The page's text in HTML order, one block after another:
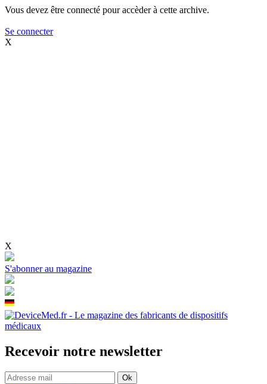
Vous devez être connecté pour accèder à cette archive.
Se connecter
X
X
S'abonner au magazine
Recevoir notre newsletter